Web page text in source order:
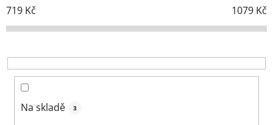
í
p
o
d
719 Kč 1079 Kč
Na skladě 3